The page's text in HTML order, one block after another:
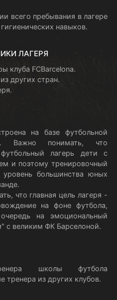
всего пребывания в лагере
навыков.
ЛАГЕРЯ
клуба FCBarcelona.
других стран.
на базе футбольной
Важно понимать, что
лагерь дети с
и поэтому тренировочный
уровень большинства юных
что главная цель лагеря -
на фоне футбола,
на эмоциональный
с великим ФК Барселоной.
школы футбола
тренера из других клубов.